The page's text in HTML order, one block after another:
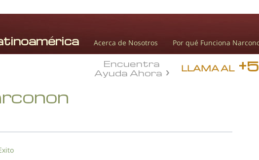
Acerca de Nosotros Por qué Funciona
LLAMA AL
Encuentra
Ayuda Ahora